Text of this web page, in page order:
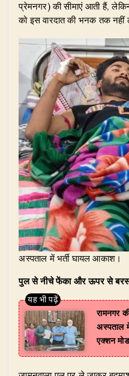
प्रेमनगर) की सीमाएं आती हैं,
को इस वारदात की भनक तक नहीं
अस्पताल में भर्ती घायल आकाश।
पुल से नीचे फेंका और ऊपर से
रामनगर
अस्पताल
एक्शन